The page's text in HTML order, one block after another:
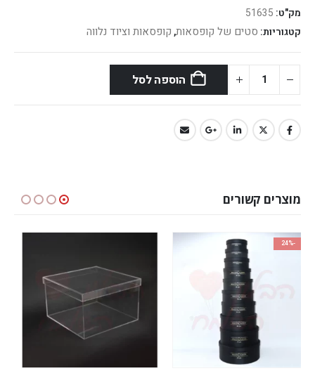
מק"ט: 51635
קטגוריות: סטים של קופסאות, קופסאות וציוד נלווה
הוספה לסל
מוצרים קשורים